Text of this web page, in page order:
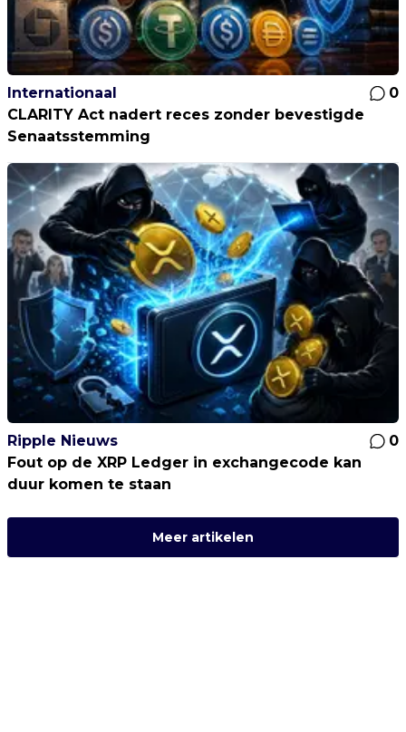
Internationaal
0
CLARITY Act nadert reces zonder bevestigde
Senaatsstemming
Ripple Nieuws
0
Fout op de XRP Ledger in exchangecode kan
duur komen te staan
Meer artikelen